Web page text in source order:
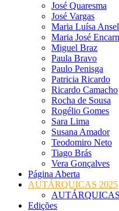
José Quaresma
José Vargas
Maria Luísa
Maria José
Miguel Braz
Paula Bravo
Paulo Penisga
Patricia Ricardo
Ricardo Camacho
Rocha de Sousa
Rogélio Gomes
Sara Lima
Susana Amador
Teodomiro Neto
Tiago Brás
Vera Gonçalves
Página Aberta
AUTÁRQUICAS 2025
AUTÁRQUICAS
Edições